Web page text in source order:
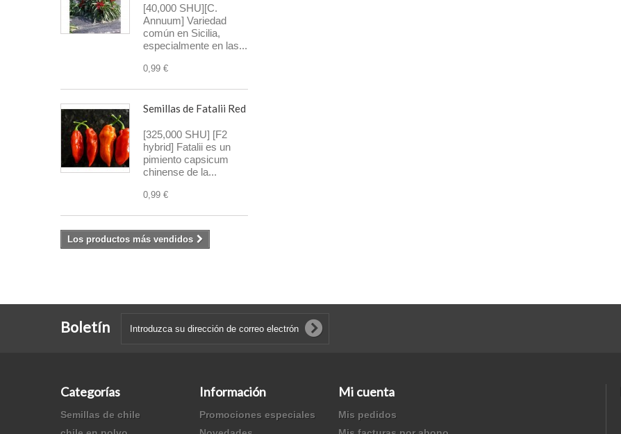
[40,000 SHU][C.
Annuum] Variedad
común en Sicilia,
especialmente en las...
0,99 €
Semillas de Fatalii Red
[325,000 SHU] [F2
hybrid] Fatalii es un
pimiento capsicum
chinense de la...
0,99 €
Los productos más vendidos
Boletín
Categorías
Semillas de chile
Información
Promociones especiales
Mi cuenta
Mis pedidos